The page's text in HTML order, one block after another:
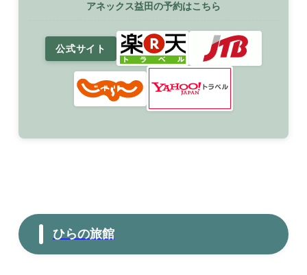
アネックス益田の予約はこちら
公式サイト
ひらの旅館